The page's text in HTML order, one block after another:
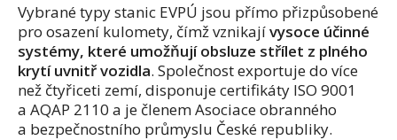
Vybrané typy stanic EVPÚ jsou přímo přizpůsobené
pro osazení kulomety, čímž vznikajívysoce účinné
systémy, které umožňují obsluze střílet z plného
krytí uvnitř vozidla. Společnost exportuje do více
než čtyřiceti zemí, disponuje certifikáty ISO 9001
a AQAP 2110 a je členem Asociace obranného
a bezpečnostního průmyslu České republiky.